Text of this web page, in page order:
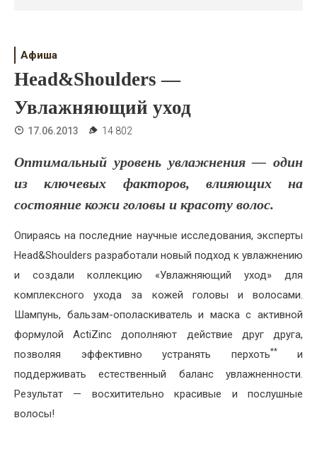
Свадьба
Жизнь
Хобби
Красота
Афиша
Head&Shoulders —
Увлажняющий уход
17.06.2013 14 802
Оптимальный уровень увлажнения — один
из ключевых факторов, влияющих на
состояние кожи головы и красоту волос.
Опираясь на последние научные исследования, эксперты
Head&Shoulders разработали новый подход к увлажнению
и создали коллекцию «Увлажняющий уход» для
комплексного ухода за кожей головы и волосами.
Шампунь, бальзам-ополаскиватель и маска с активной
формулой ActiZinc дополняют действие друг друга,
позволяя эффективно устранять перхоть**и
поддерживать естественный баланс увлажненности.
Результат — восхитительно красивые и послушные
волосы!